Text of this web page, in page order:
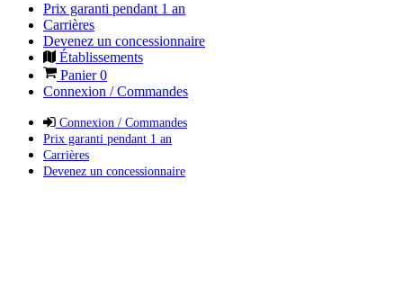
Prix garanti pendant 1 an
Carrières
Devenez un concessionnaire
Établissements
Panier0
Connexion / Commandes
Connexion / Commandes
Prix garanti pendant 1 an
Carrières
Devenez un concessionnaire